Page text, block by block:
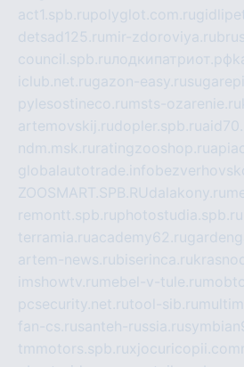
act1.spb.rupolyglot.com.ru
detsad125.ru mir-zdoroviya.ru
council.spb.ruлодкипатриот.рф
iclub.net.rugazon-easy.ru
pylesostineco.ru msts-ozarenie.ru
artemovskij.rudopler.spb.ru
ndm.msk.ru ratingzooshop.ru
globalautotrade.info
ZOOSMART.SPB.RUdalakony.ru
remontt.spb.ruphotostudia.spb.ru
terramia.ruacademy62.ru
artem-news.rubiserinca.ru
imshowtv.ru mebel-v-tule.ru
pcsecurity.net.rutool-sib.ru
fan-cs.rusanteh-russia.ru
tmmotors.spb.ruxjocuricopii.com